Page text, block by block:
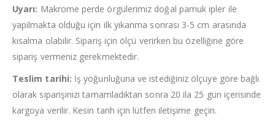
Uyarı: Makrome perde örgülerimiz doğal pamuk ipler ile
yapılmakta olduğu için ilk yıkanma sonrası 3-5 cm arasında
kısalma olabilir. Sipariş için ölçü verirken bu özelliğine göre
sipariş vermeniz gerekmektedir.
Teslim tarihi: İş yoğunluğuna ve istediğiniz ölçüye göre bağlı
olarak siparişinizi tamamladıktan sonra 20 ila 25 gün içerisinde
kargoya verilir. Kesin tarih için lütfen iletişime geçin.